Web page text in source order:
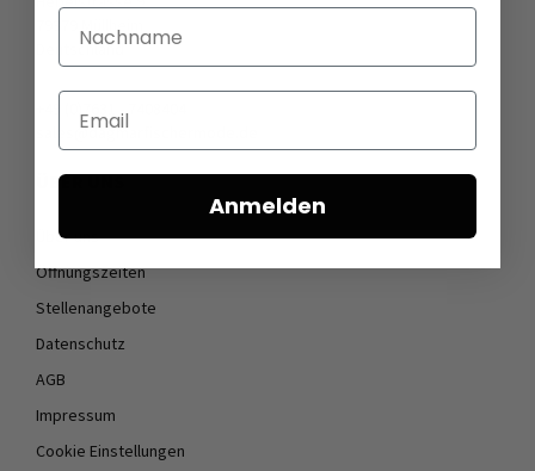
Deutschland
sales@dagmarfischermode.de
ÜBER UNS
Über uns
Öffnungszeiten
Stellenangebote
Datenschutz
AGB
Impressum
Cookie Einstellungen
Nachname
Email
Anmelden